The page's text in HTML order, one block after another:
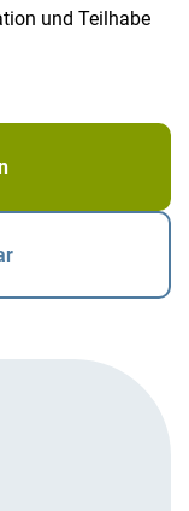
und Teilhabe